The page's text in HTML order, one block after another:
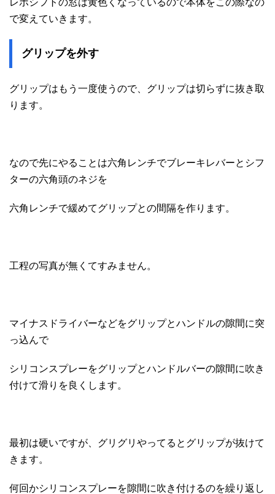
で変えていきます。
グリップを外す
グリップはもう一度使うので、グリップは切らずに抜き取
ります。
なので先にやることは六角レンチでブレーキレバーとシフ
ターの六角頭のネジを
六角レンチで緩めてグリップとの間隔を作ります。
工程の写真が無くてすみません。
マイナスドライバーなどをグリップとハンドルの隙間に突
っ込んで
シリコンスプレーをグリップとハンドルバーの隙間に吹き
付けて滑りを良くします。
最初は硬いですが、グリグリやってるとグリップが抜けて
きます。
何回かシリコンスプレーを隙間に吹き付けるのを繰り返し